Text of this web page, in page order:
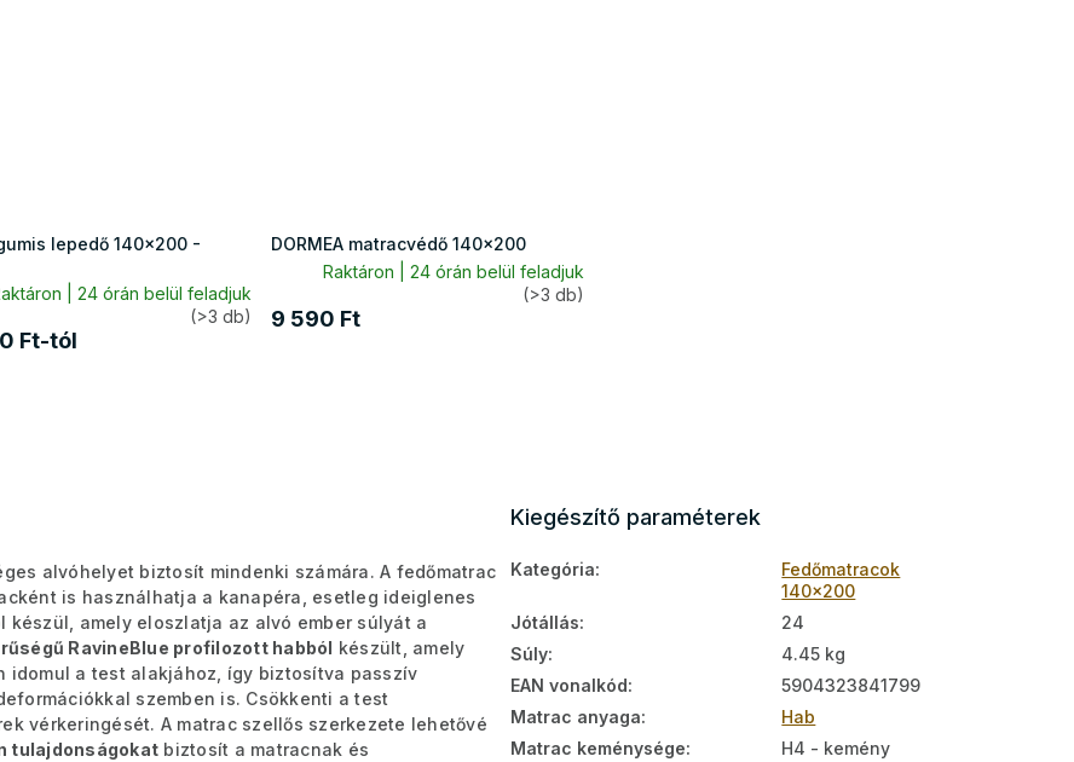
gumis lepedő 140x200 -
| 24 órán belül feladjuk
(>3 db)
Ft-tól
DORMEA matracvédő 140x200
Raktáron | 24 órán belül feladjuk
(>3 db)
9 590 Ft
alvóhelyet biztosít mindenki számára. A fedőmatrac
is használhatja a kanapéra, esetleg ideiglenes
készül, amely eloszlatja az alvó ember súlyát a
RavineBlue profilozott habból készült, amely
a test alakjához, így biztosítva passzív
szemben is. Csökkenti a test
vérkeringését. A matrac szellős szerkezete lehetővé
tulajdonságokat biztosít a matracnak és
Kiegészítő paraméterek
Kategória:
Fedőmatracok
140x200
Jótállás:
24
Súly:
4.45 kg
EAN vonalkód:
5904323841799
Matrac anyaga:
Hab
Matrac keménysége:
H4 - kemény